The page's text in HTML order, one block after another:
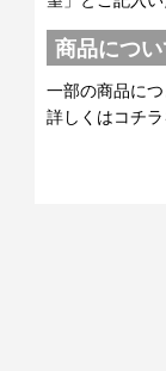
商品につい
一部の商品に
詳しくはコチラ